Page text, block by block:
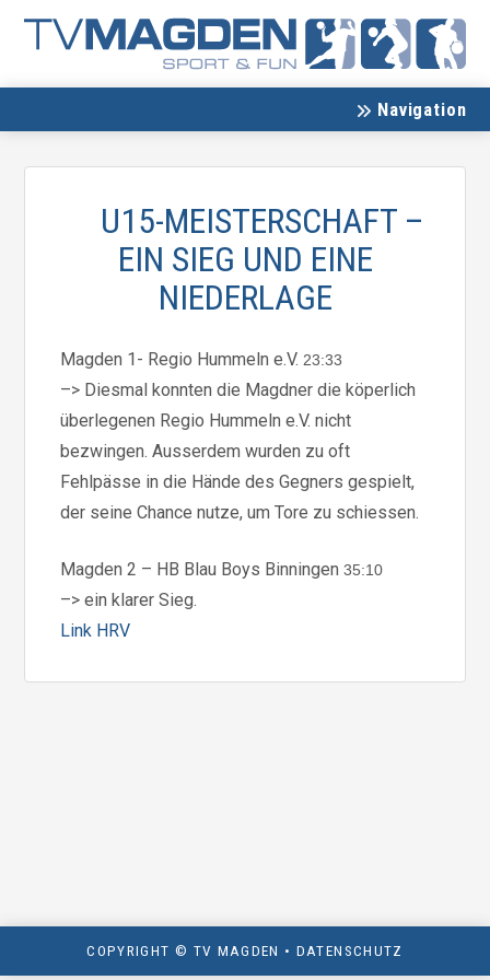
Navigation
U15-MEISTERSCHAFT –
EIN SIEG UND EINE
NIEDERLAGE
Magden 1- Regio Hummeln e.V.23:33
–> Diesmal konnten die Magdner die köperlich
überlegenen Regio Hummeln e.V. nicht
bezwingen. Ausserdem wurden zu oft
Fehlpässe in die Hände des Gegners gespielt,
der seine Chance nutze, um Tore zu schiessen.
Magden 2 – HB Blau Boys Binningen35:10
–> ein klarer Sieg.
Link HRV
COPYRIGHT © TV MAGDEN • DATENSCHUTZ